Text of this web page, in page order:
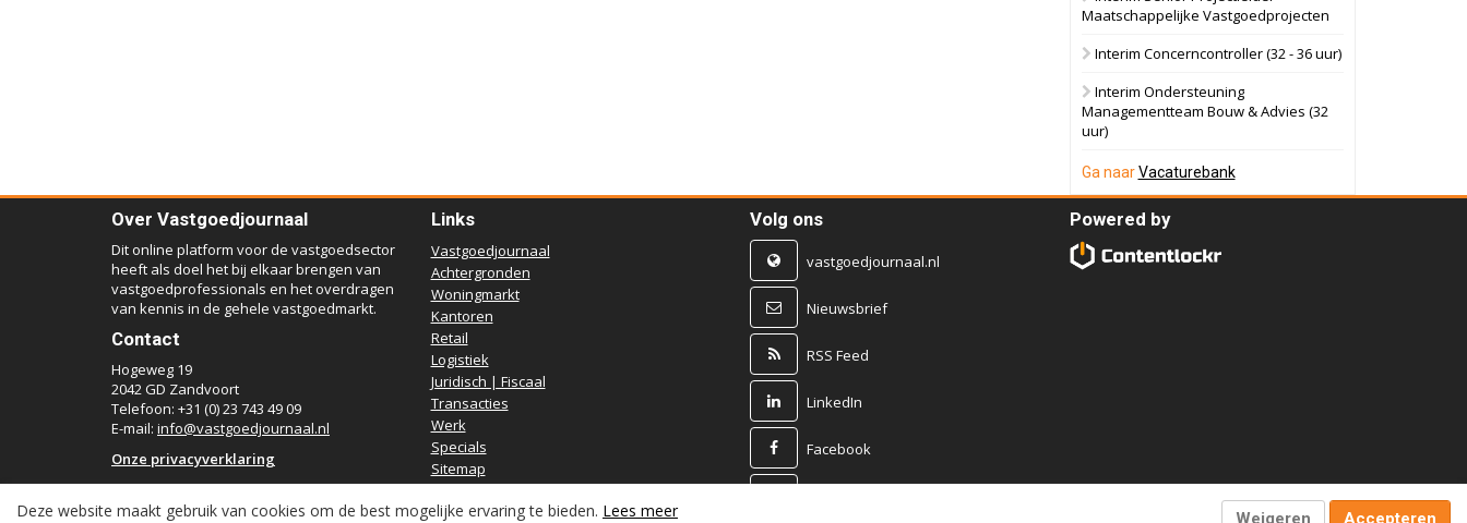
Maatschappelijke Vastgoedprojecten
Interim Concerncontroller (32 - 36 uur)
Interim Ondersteuning
Managementteam Bouw & Advies (32
uur)
Ga naarVacaturebank
Over Vastgoedjournaal
Dit online platform voor de vastgoedsector
heeft als doel het bij elkaar brengen van
vastgoedprofessionals en het overdragen
van kennis in de gehele vastgoedmarkt.
Contact
Hogeweg 19
2042 GD Zandvoort
Telefoon: +31 (0) 23 743 49 09
E-mail: info@vastgoedjournaal.nl
Onze privacyverklaring
Links
Vastgoedjournaal
Achtergronden
Woningmarkt
Kantoren
Retail
Logistiek
Juridisch | Fiscaal
Transacties
Werk
Specials
Sitemap
Volg ons
vastgoedjournaal.nl
Nieuwsbrief
RSS Feed
LinkedIn
Facebook
Powered by
Deze website maakt gebruik van cookies om de best mogelijke ervaring te bieden. Lees meer Weigeren Accepteren